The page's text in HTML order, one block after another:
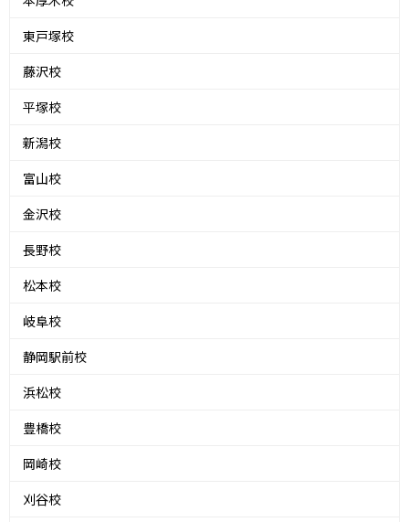
東戸塚校
藤沢校
平塚校
新潟校
富山校
金沢校
長野校
松本校
岐阜校
静岡駅前校
浜松校
豊橋校
岡崎校
刈谷校